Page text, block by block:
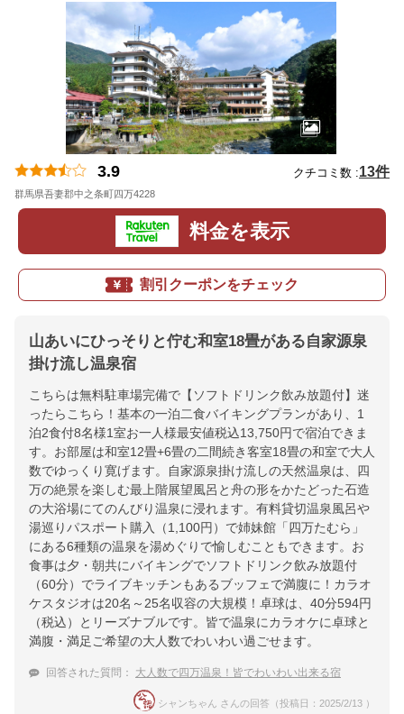
3.9 クチコミ数 :13件
群馬県吾妻郡中之条町四万4228
料金を表示
割引クーポンをチェック
山あいにひっそりと佇む和室18畳がある自家源泉
掛け流し温泉宿
こちらは無料駐車場完備で【ソフトドリンク飲み放題付】迷
ったらこちら！基本の一泊二食バイキングプランがあり、1
泊2食付8名様1室お一人様最安値税込13,750円で宿泊できま
す。お部屋は和室12畳+6畳の二間続き客室18畳の和室で大人
数でゆっくり寛げます。自家源泉掛け流しの天然温泉は、四
万の絶景を楽しむ最上階展望風呂と舟の形をかたどった石造
の大浴場にてのんびり温泉に浸れます。有料貸切温泉風呂や
湯巡りパスポート購入（1,100円）で姉妹館「四万たむら」
にある6種類の温泉を湯めぐりで愉しむこともできます。お
食事は夕・朝共にバイキングでソフトドリンク飲み放題付
（60分）でライブキッチンもあるブッフェで満腹に！カラオ
ケスタジオは20名～25名収容の大規模！卓球は、40分594円
（税込）とリーズナブルです。皆で温泉にカラオケに卓球と
満腹・満足ご希望の大人数でわいわい過ごせます。
回答された質問： 大人数で四万温泉！皆でわいわい出来る宿
シャンちゃん さんの回答（投稿日：2025/2/13 ）